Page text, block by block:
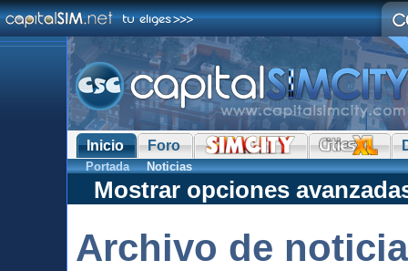
Inicio Foro
Portada Noticias
Mostrar opciones
Archivo de